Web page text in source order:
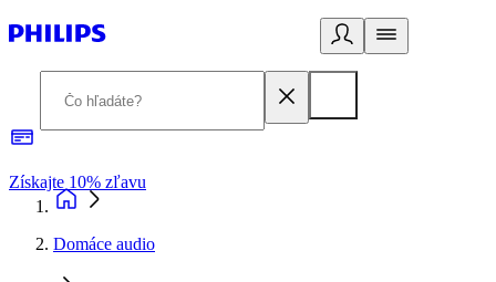
Získajte 10% zľavu
Domáce audio